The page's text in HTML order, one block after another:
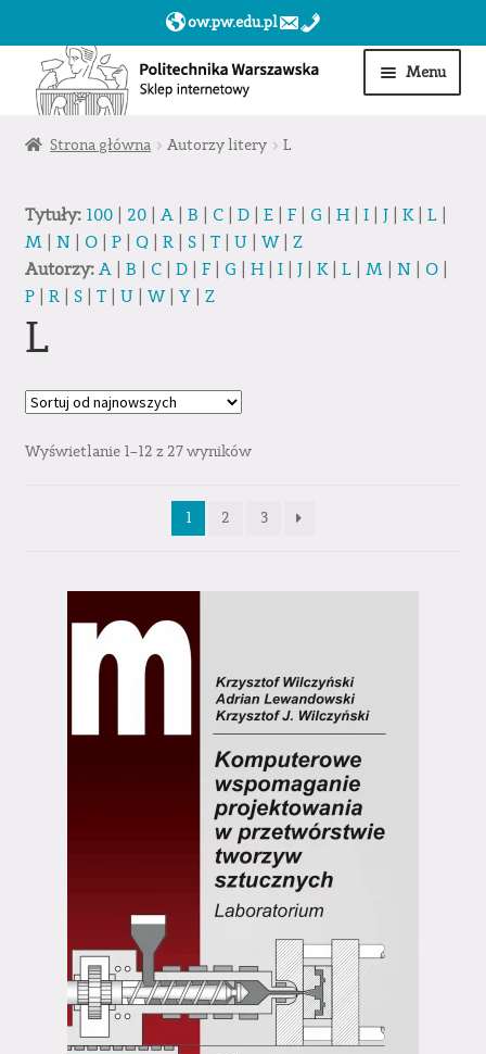
ow.pw.edu.pl
Przejdź
do
nawigacji
Przejdź
do
treści
Menu
Start
Moje konto
Strona główna Autorzy litery L
Tytuły: 100| 20| A| B C| D| E| F| G H| I| J| K| L|
M| N| O| P| Q| R| S| T| U W| Z
Autorzy: A| B C| D| F| G H| I| J| K| L| M| N| O|
P| R| S| T| U W| Y| Z
L
Wyświetlanie 1–12 z 27 wyników
1 2 3